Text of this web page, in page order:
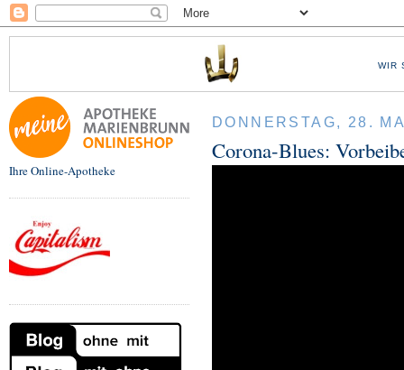
WIR
Ihre Online-Apotheke
DONNERSTAG, 28.
Corona-Blues: